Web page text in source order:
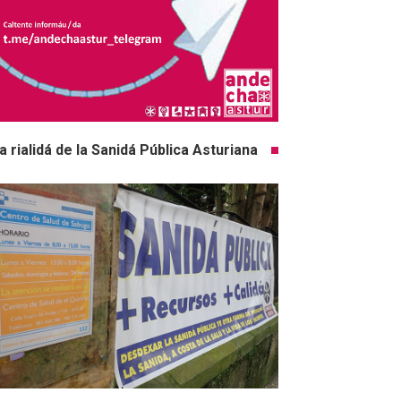
rialidá de la Sanidá Pública Asturiana